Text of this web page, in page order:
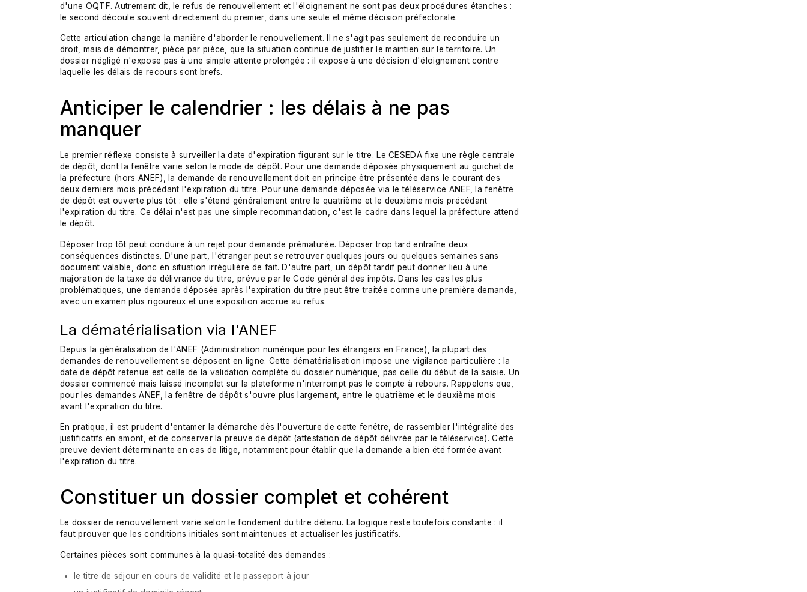
d'une OQTF. Autrement dit, le refus de renouvellement et l'éloignement ne sont pas deux procédures étanches :
le second découle souvent directement du premier, dans une seule et même décision préfectorale.
Cette articulation change la manière d'aborder le renouvellement. Il ne s'agit pas seulement de reconduire un
droit, mais de démontrer, pièce par pièce, que la situation continue de justifier le maintien sur le territoire. Un
dossier négligé n'expose pas à une simple attente prolongée : il expose à une décision d'éloignement contre
laquelle les délais de recours sont brefs.
Anticiper le calendrier : les délais à ne pas
manquer
Le premier réflexe consiste à surveiller la date d'expiration figurant sur le titre. Le CESEDA fixe une règle centrale
de dépôt, dont la fenêtre varie selon le mode de dépôt. Pour une demande déposée physiquement au guichet de
la préfecture (hors ANEF), la demande de renouvellement doit en principe être présentée dans le courant des
deux derniers mois précédant l'expiration du titre. Pour une demande déposée via le téléservice ANEF, la fenêtre
de dépôt est ouverte plus tôt : elle s'étend généralement entre le quatrième et le deuxième mois précédant
l'expiration du titre. Ce délai n'est pas une simple recommandation, c'est le cadre dans lequel la préfecture attend
le dépôt.
Déposer trop tôt peut conduire à un rejet pour demande prématurée. Déposer trop tard entraîne deux
conséquences distinctes. D'une part, l'étranger peut se retrouver quelques jours ou quelques semaines sans
document valable, donc en situation irrégulière de fait. D'autre part, un dépôt tardif peut donner lieu à une
majoration de la taxe de délivrance du titre, prévue par le Code général des impôts. Dans les cas les plus
problématiques, une demande déposée après l'expiration du titre peut être traitée comme une première demande,
avec un examen plus rigoureux et une exposition accrue au refus.
La dématérialisation via l'ANEF
Depuis la généralisation de l'ANEF (Administration numérique pour les étrangers en France), la plupart des
demandes de renouvellement se déposent en ligne. Cette dématérialisation impose une vigilance particulière : la
date de dépôt retenue est celle de la validation complète du dossier numérique, pas celle du début de la saisie. Un
dossier commencé mais laissé incomplet sur la plateforme n'interrompt pas le compte à rebours. Rappelons que,
pour les demandes ANEF, la fenêtre de dépôt s'ouvre plus largement, entre le quatrième et le deuxième mois
avant l'expiration du titre.
En pratique, il est prudent d'entamer la démarche dès l'ouverture de cette fenêtre, de rassembler l'intégralité des
justificatifs en amont, et de conserver la preuve de dépôt (attestation de dépôt délivrée par le téléservice). Cette
preuve devient déterminante en cas de litige, notamment pour établir que la demande a bien été formée avant
l'expiration du titre.
Constituer un dossier complet et cohérent
Le dossier de renouvellement varie selon le fondement du titre détenu. La logique reste toutefois constante : il
faut prouver que les conditions initiales sont maintenues et actualiser les justificatifs.
Certaines pièces sont communes à la quasi-totalité des demandes :
le titre de séjour en cours de validité et le passeport à jour